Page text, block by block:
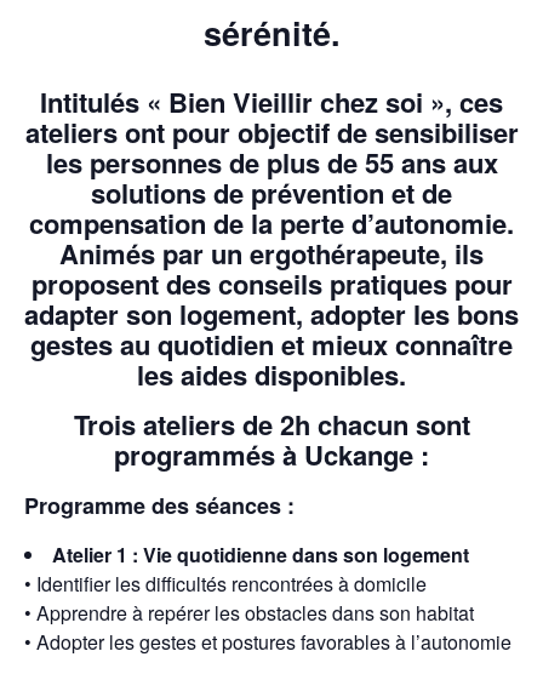
sérénité.
Intitulés « Bien Vieillir chez soi », ces
ateliers ont pour objectif de sensibiliser
les personnes de plus de 55 ans aux
solutions de prévention et de
compensation de la perte d’autonomie.
Animés par un ergothérapeute, ils
proposent des conseils pratiques pour
adapter son logement, adopter les bons
gestes au quotidien et mieux connaître
les aides disponibles.
Trois ateliers de 2h chacun sont
programmés à Uckange :
Programme des séances :
Atelier 1 : Vie quotidienne dans son logement
• Identifier les difficultés rencontrées à domicile
• Apprendre à repérer les obstacles dans son habitat
• Adopter les gestes et postures favorables à l’autonomie